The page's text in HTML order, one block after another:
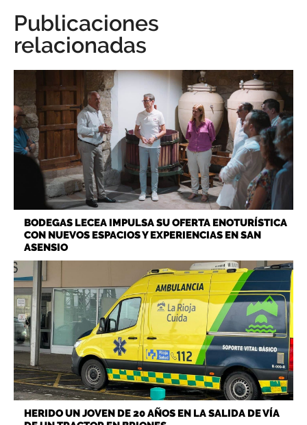
Publicaciones
relacionadas
BODEGAS LECEA IMPULSA SU OFERTA ENOTURÍSTICA
CON NUEVOS ESPACIOS Y EXPERIENCIAS EN SAN
ASENSIO
HERIDO UN JOVEN DE 20 AÑOS EN LA SALIDA DE VÍA